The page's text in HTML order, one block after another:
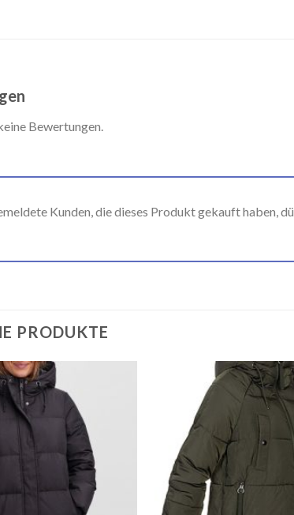
Bewertungen.
Kunden, die dieses Produkt gekauft haben,
PRODUKTE